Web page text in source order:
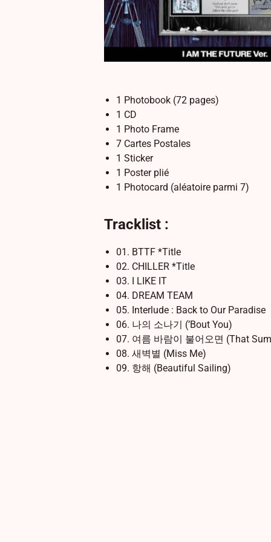
1 Photobook (72 pages)
1 CD
1 Photo Frame
7 Cartes Postales
1 Sticker
1 Poster plié
1 Photocard (aléatoire parmi 7)
Tracklist :
01. BTTF *Title
02. CHILLER *Title
03. I LIKE IT
04. DREAM TEAM
05. Interlude : Back to Our Paradise
06. 나의 소나기 (’Bout You)
07. 여름 바람이 불어오면 (That
08. 새벽별 (Miss Me)
09. 항해 (Beautiful Sailing)